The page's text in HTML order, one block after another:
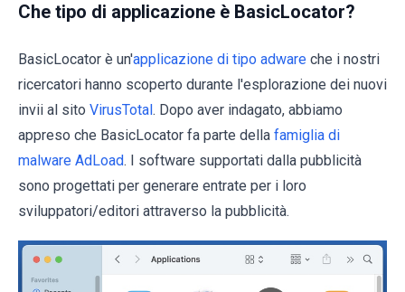
Che tipo di applicazione è BasicLocator?
BasicLocator è un'applicazione di tipo adware che i nostri
ricercatori hanno scoperto durante l'esplorazione dei nuovi
invii al sito VirusTotal. Dopo aver indagato, abbiamo
appreso che BasicLocator fa parte della famiglia di
malware AdLoad. I software supportati dalla pubblicità
sono progettati per generare entrate per i loro
sviluppatori/editori attraverso la pubblicità.